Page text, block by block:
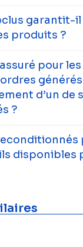
garantit-il
produits ?
pour les
d’un de
?
disponibles